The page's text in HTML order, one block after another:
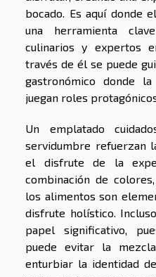
bocado. Es aquí donde
una herramienta
culinarios y expertos
través de él se puede
gastronómico donde
juegan roles
Un emplatado
servidumbre refuerzan
el disfrute de la
combinación de
los alimentos son
disfrute holístico.
papel significativo,
puede evitar la
enturbiar la identidad